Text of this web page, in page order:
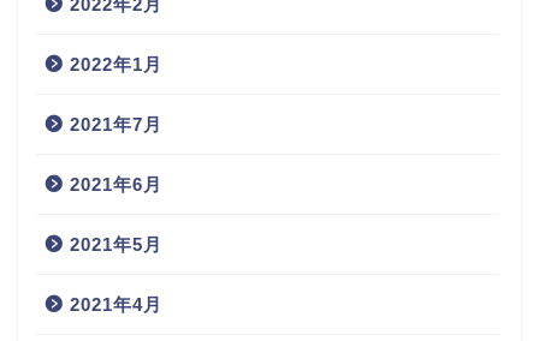
2022年1月
2021年7月
2021年6月
2021年5月
2021年4月